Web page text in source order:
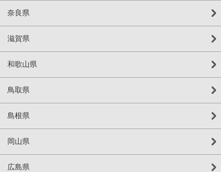
奈良県
滋賀県
和歌山県
鳥取県
島根県
岡山県
広島県